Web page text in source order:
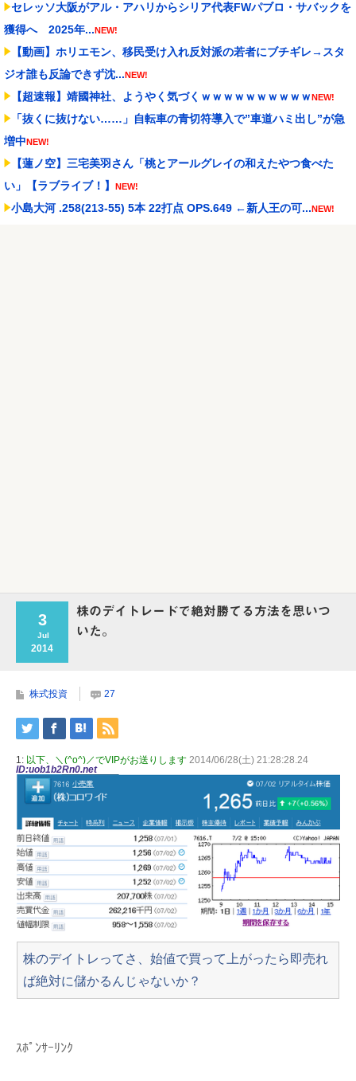
セレッソ大阪がアル・アハリからシリア代表FWパブロ・サバックを
獲得へ 2025年...NEW!
【動画】ホリエモン、移民受け入れ反対派の若者にブチギレ→スタ
ジオ誰も反論できず沈...NEW!
【超速報】靖國神社、ようやく気づくｗｗｗｗｗｗｗｗｗｗNEW!
「抜くに抜けない……」自転車の青切符導入で”車道ハミ出し”が急
増中NEW!
【蓮ノ空】三宅美羽さん「桃とアールグレイの和えたやつ食べた
い」【ラブライブ！】
NEW!
小島大河 .258(213-55) 5本 22打点 OPS.649 ←新人王の可...NEW!
3
Jul
2014
株のデイトレードで絶対勝てる方法を思いつ
いた。
株式投資 27
1: 以下、＼(^o^)／でVIPがお送りします 2014/06/28(土) 21:28:28.24
ID:uob1b2Rn0.net
株のデイトレってさ、始値で買って上がったら即売れ
ば絶対に儲かるんじゃないか？
ｽﾎﾟﾝｻｰﾘﾝｸ